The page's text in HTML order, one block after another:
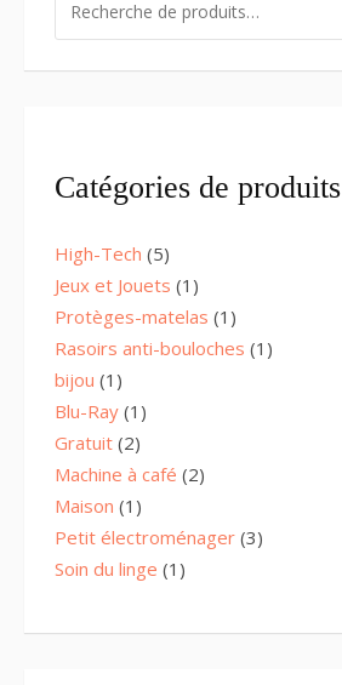
Catégories de produits
High-Tech 55
products
Jeux et Jouets 1 1
product
Protèges-matelas 1 1
product
Rasoirs anti-bouloches 1 1
bijou 1 1
product
Blu-Ray 1 1
Gratuit 22
products
Machine à café 22
Maison 1 1
product
Petit électroménager 33
Soin du linge 1 1